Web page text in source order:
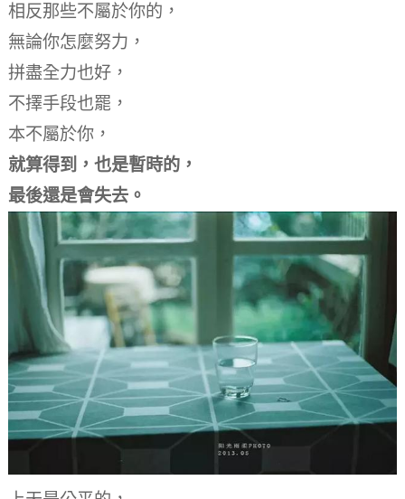
相反那些不屬於你的，
無論你怎麼努力，
拼盡全力也好，
不擇手段也罷，
本不屬於你，
就算得到，也是暫時的，
最後還是會失去。